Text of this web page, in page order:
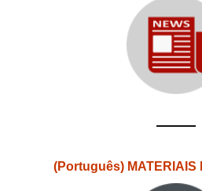
(Português) MATERIAIS